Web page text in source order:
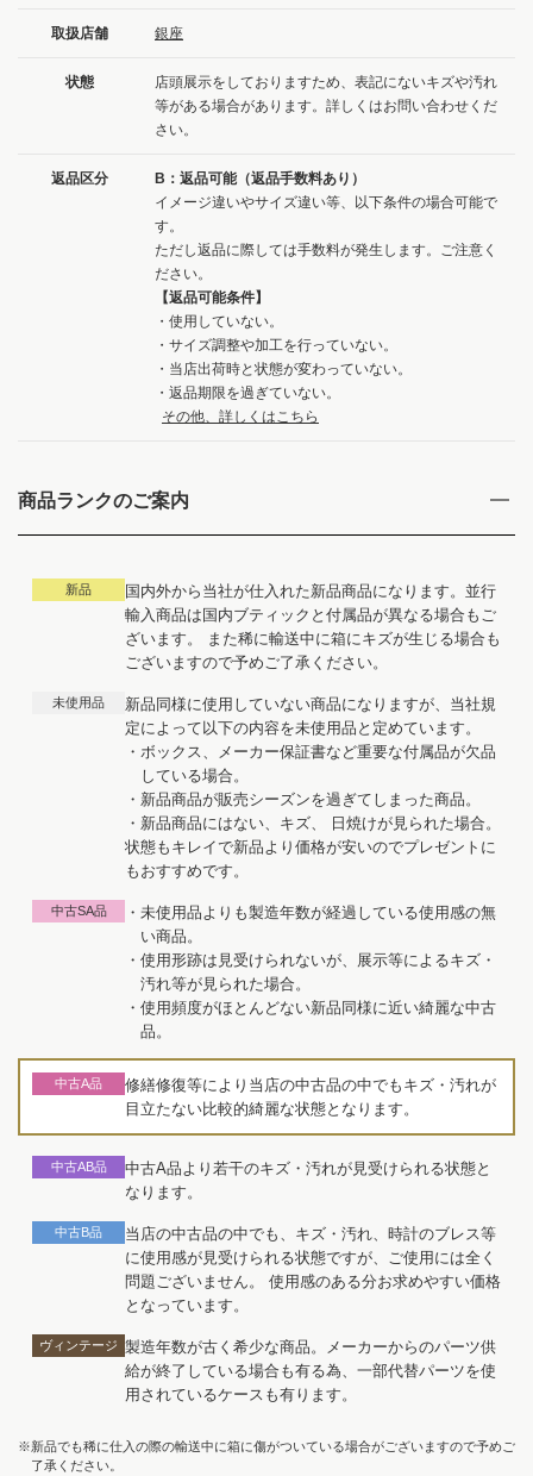
取扱店舗 銀座
状態
店頭展示をしておりますため、表記にないキズや汚れ
等がある場合があります。詳しくはお問い合わせくだ
さい。
返品区分
B：返品可能（返品手数料あり）
イメージ違いやサイズ違い等、以下条件の場合可能で
す。
ただし返品に際しては手数料が発生します。ご注意く
ださい。
【返品可能条件】
・使用していない。
・サイズ調整や加工を行っていない。
・当店出荷時と状態が変わっていない。
・返品期限を過ぎていない。
その他、詳しくはこちら
商品ランクのご案内
新品
国内外から当社が仕入れた新品商品になります。並行
輸入商品は国内ブティックと付属品が異なる場合もご
ざいます。 また稀に輸送中に箱にキズが生じる場合も
ございますので予めご了承ください。
未使用品
新品同様に使用していない商品になりますが、当社規
定によって以下の内容を未使用品と定めています。
・ボックス、メーカー保証書など重要な付属品が欠品
している場合。
・新品商品が販売シーズンを過ぎてしまった商品。
・新品商品にはない、キズ、 日焼けが見られた場合。
状態もキレイで新品より価格が安いのでプレゼントに
もおすすめです。
中古SA品
・未使用品よりも製造年数が経過している使用感の無
い商品。
・使用形跡は見受けられないが、展示等によるキズ・
汚れ等が見られた場合。
・使用頻度がほとんどない新品同様に近い綺麗な中古
品。
中古A品
修繕修復等により当店の中古品の中でもキズ・汚れが
目立たない比較的綺麗な状態となります。
中古AB品
中古A品より若干のキズ・汚れが見受けられる状態と
なります。
中古B品
当店の中古品の中でも、キズ・汚れ、時計のブレス等
に使用感が見受けられる状態ですが、ご使用には全く
問題ございません。 使用感のある分お求めやすい価格
となっています。
ヴィンテージ 製造年数が古く希少な商品。メーカーからのパーツ供
給が終了している場合も有る為、一部代替パーツを使
用されているケースも有ります。
※新品でも稀に仕入の際の輸送中に箱に傷がついている場合がございますので予めご
了承ください。